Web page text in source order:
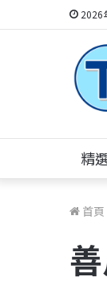
2026
精
首頁